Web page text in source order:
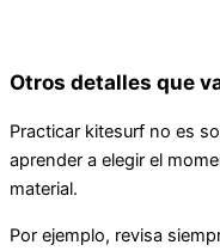
Otros detalles que
Practicar kitesurf no es
aprender a elegir el
material.
Por ejemplo, revisa